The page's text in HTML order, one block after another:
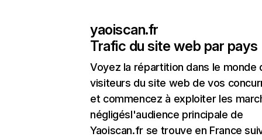
yaoiscan.fr
Trafic du site web par pays
Voyez la répartition dans le monde
visiteurs du site web de vos
et commencez à exploiter les
négligésl'audience principale de
Yaoiscan.fr se trouve en France